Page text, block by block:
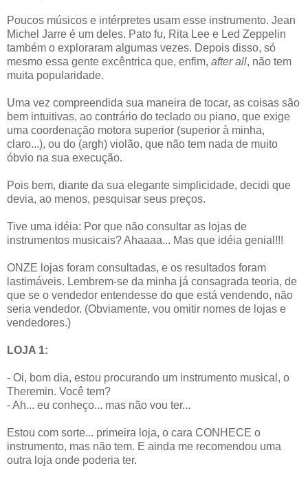
Poucos músicos e intérpretes usam esse instrumento. Jean
Michel Jarre é um deles. Pato fu, Rita Lee e Led Zeppelin
também o exploraram algumas vezes. Depois disso, só
mesmo essa gente excêntrica que, enfim, after all, não tem
muita popularidade.
Uma vez compreendida sua maneira de tocar, as coisas são
bem intuitivas, ao contrário do teclado ou piano, que exige
uma coordenação motora superior (superior à minha,
claro...), ou do (argh) violão, que não tem nada de muito
óbvio na sua execução.
Pois bem, diante da sua elegante simplicidade, decidi que
devia, ao menos, pesquisar seus preços.
Tive uma idéia: Por que não consultar as lojas de
instrumentos musicais? Ahaaaa... Mas que idéia genial!!!
ONZE lojas foram consultadas, e os resultados foram
lastimáveis. Lembrem-se da minha já consagrada teoria, de
que se o vendedor entendesse do que está vendendo, não
seria vendedor. (Obviamente, vou omitir nomes de lojas e
vendedores.)
LOJA 1:
- Oi, bom dia, estou procurando um instrumento musical, o
Theremin. Você tem?
- Ah... eu conheço... mas não vou ter...
Estou com sorte... primeira loja, o cara CONHECE o
instrumento, mas não tem. E ainda me recomendou uma
outra loja onde poderia ter.